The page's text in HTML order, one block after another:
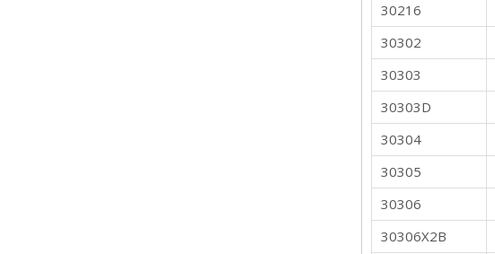
30216
30302
30303
30303D
30304
30305
30306
30306X2B